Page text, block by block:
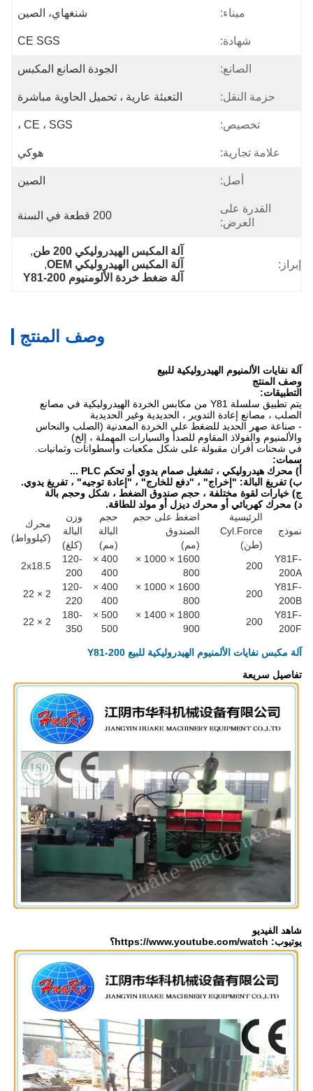
ميناء: شنغهاي، الصين
شهادة: CE SGS
الصانع: الجودة الصانع المكبس
حزمة النقل: التعبئة عارية ، تحميل الحاوية مباشرة
تخصيص: CE ، SGS ،
علامة تجارية: هوكي
أصل: الصين
القدرة على
العرض:
200 قطعة في السنة
إبراز:
آلة المكبس الهيدروليكي 200 طن
,
آلة المكبس الهيدروليكي OEM
,
آلة ضغط خردة الألومنيوم Y81-200
وصف المنتج
آلة نفايات الألمنيوم الهيدروليكية للبيع
وصف المنتج
التطبيقات:
يتم تطبيق سلسلة Y81 من مكابس الخردة الهيدروليكية في مصانع
الصلب ، مصانع إعادة التدوير ، الحديدية وغير الحديدية
- صناعة صهر الحديد للضغط على الخردة المعدنية (الصلب والنحاس
والألمنيوم والفولاذ المقاوم للصدأ والسيارات المهملة ، إلخ)
في شحنات أفران مقبولة على شكل مكعبات وأسطوانات وثمانيات.
سمات:
أ) محرك هيدروليكي ، تشغيل صمام يدوي أو تحكم PLC ...
ب) تفريغ البالة: "إخراج" ، "دفع للخارج" ، "إعادة توجيه" ، تفريغ يدوي.
ج) خيارات لقوة مختلفة ، حجم صندوق الضغط ، شكل وحجم بالة
د) محرك كهربائي أو محرك ديزل أو مولد للطاقة.
نموذج
الرئيسية
Cyl.Force
(طن)
اضغط على حجم
الصندوق
(مم)
حجم
البالة
(مم)
وزن
البالة
(كلغ)
محرك
(كيلوواط)
Y81F-
200A
200
1600 × 1000 ×
800
400 ×
400
120-
200
2x18.5
Y81F-
200B
200
1600 × 1000 ×
800
400 ×
400
120-
220
Y81F-
200F
200
1800 × 1400 ×
900
500 ×
500
180-
350
آلة مكبس نفايات الألمنيوم الهيدروليكية للبيع Y81-200
تفاصيل سريعة
شاهد الفيديو
يوتيوب: https://www.youtube.com/watch؟